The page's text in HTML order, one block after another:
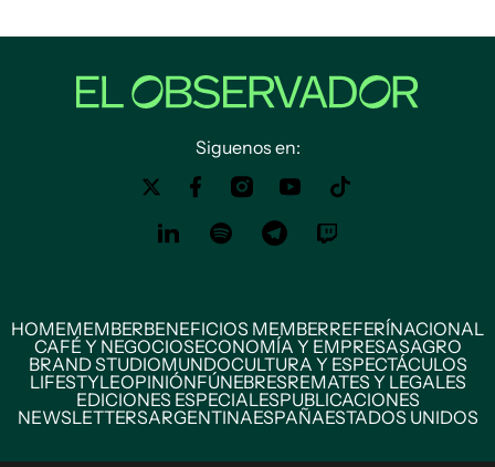
Siguenos en:
HOMEMEMBERBENEFICIOS MEMBERREFERÍNACIONAL
CAFÉ Y NEGOCIOSECONOMÍA Y EMPRESASAGRO
BRAND STUDIOMUNDOCULTURA Y ESPECTÁCULOS
LIFESTYLEOPINIÓNFÚNEBRESREMATES Y LEGALES
EDICIONES ESPECIALESPUBLICACIONES
NEWSLETTERSARGENTINAESPAÑAESTADOS UNIDOS